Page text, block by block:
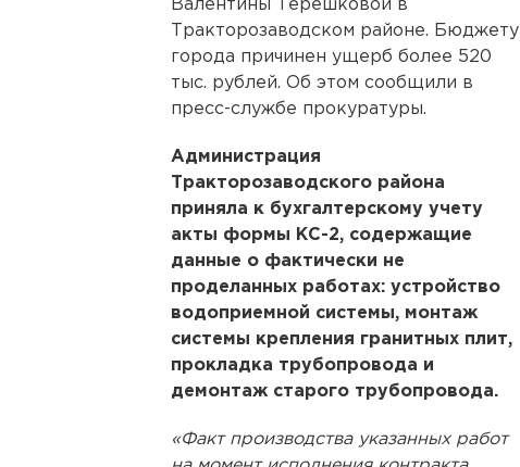
Валентины Терешковой в
Тракторозаводском районе. Бюджету
города причинен ущерб более 520
тыс. рублей. Об этом сообщили в
пресс-службе прокуратуры.
Администрация
Тракторозаводского района
приняла к бухгалтерскому учету
акты формы КС-2, содержащие
данные о фактически не
проделанных работах: устройство
водоприемной системы, монтаж
системы крепления гранитных плит,
прокладка трубопровода и
демонтаж старого трубопровода.
«Факт производства указанных работ